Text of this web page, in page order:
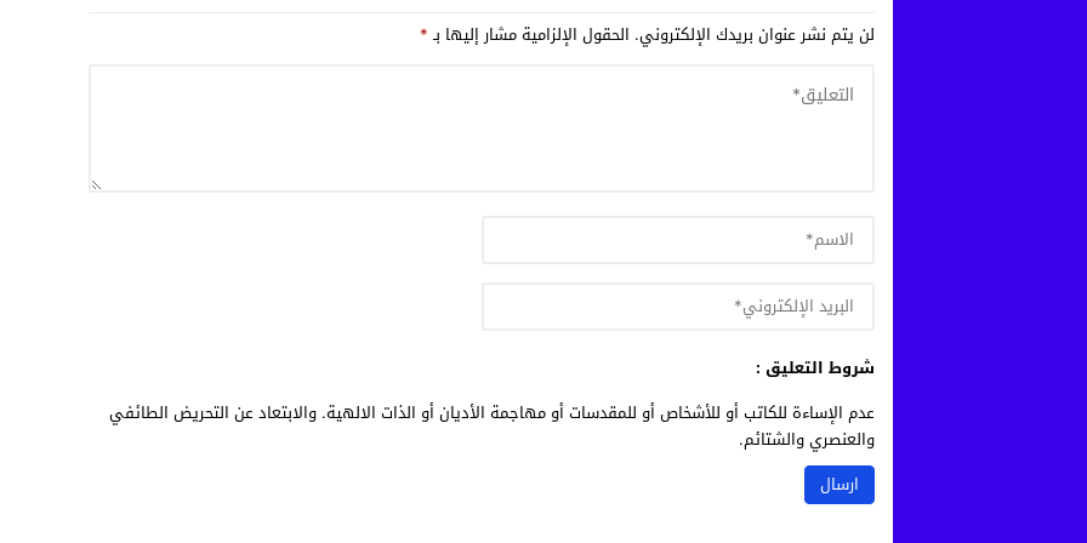
لن يتم نشر عنوان بريدك الإلكتروني. الحقول الإلزامية مشار إليها بـ*
شروط التعليق :
عدم الإساءة للكاتب أو للأشخاص أو للمقدسات أو مهاجمة الأديان أو الذات الالهية. والابتعاد عن التحريض الطائفي
والعنصري والشتائم.